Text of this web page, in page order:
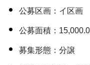
公募区画：イ区画
公募面積：
募集形態：分譲